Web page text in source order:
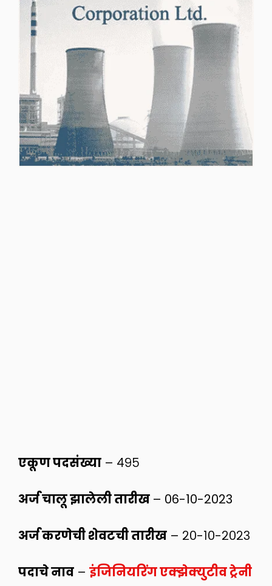
एकूण पदसंख्या – ४९५
अर्ज चालू झालेली तारीख – 06-10-2023
अर्ज करणेची शेवटची तारीख – २०-१०-२०२३
पदाचे नाव – इंजिनियरिंग एक्झेक्युटीव ट्रेनी